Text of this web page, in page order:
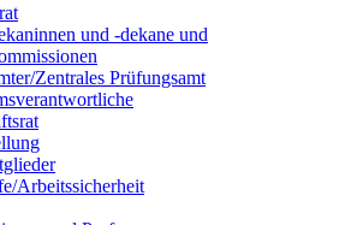
und -dekane und
Zentrales Prüfungsamt
Arbeitssicherheit